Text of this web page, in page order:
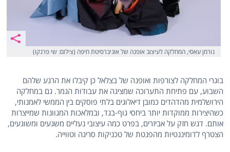
נורמן עאסי, המחלקה לעיצוב אופנה של אוניברסיטת חיפה (צילום: שי פרנקו)
בוגרי המחלקה לצורפות ואופנה של בצלאל כן קיבלו את הרגע שלהם
השבוע, עם פתיחת התערוכה שמציגה את עבודות הגמר. גם במחלקה
הירושלמית מהדהדים כמובן דיאלוגים בלתי פוסקים בין הממשי לאמנותי,
כשהיצירות ממוקדות יותר ביחסי גוף-בגד, ובמלאכות המגוונות שמייצרות
אותם. דגש חזק על אביזרים, בפרט כמה עיצובי נעליים משגעים ומשוגעים,
הצטרף לדומיננטיות מהפנטת של טכניקות סריגה וטווייה.